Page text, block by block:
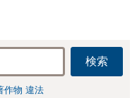
も安心してご相談
頂けます【忙しい
方は事前予約で夜
間休日対応可能】
検索
作物 違法